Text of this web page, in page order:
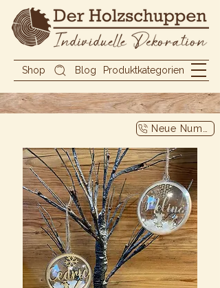
Produktkategorien
Shop Blog